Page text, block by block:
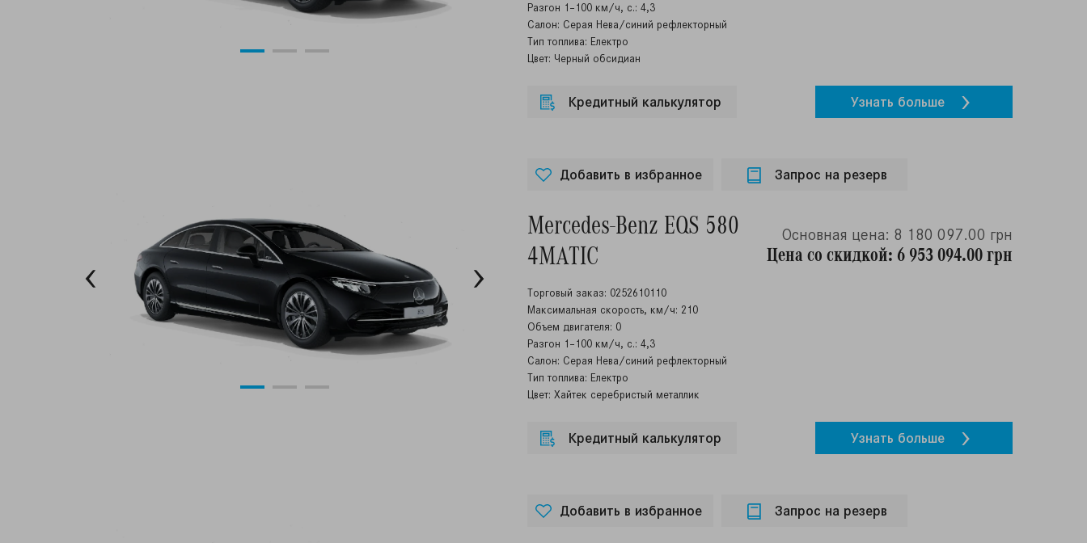
Разгон 1–100 км/ч, с.: 4,3
Салон: Серая Нева/синий рефлекторный
Тип топлива: Електро
Цвет: Черный обсидиан
Кредитный калькулятор Узнать больше
Добавить в избранное Запрос на резерв
Mercedes-Benz EQS 580
4MATIC
Основная цена: 8 180 097.00 грн
Цена со скидкой: 6 953 094.00 грн
Торговый заказ: 0252610110
Максимальная скорость, км/ч: 210
Объем двигателя: 0
Разгон 1–100 км/ч, с.: 4,3
Салон: Серая Нева/синий рефлекторный
Тип топлива: Електро
Цвет: Хайтек серебристый металлик
Кредитный калькулятор Узнать больше
Добавить в избранное Запрос на резерв